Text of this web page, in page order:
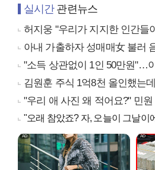
실시간관련뉴스
허지웅 "우리가 지지한 인간들이
아내 가출하자 성매매女 불러
"소득 상관없이 1인 50만원"…
김원훈 주식 1억8천 올인했는
"우리 애 사진 왜 적어요?" 민
"오래 참았죠? 자, 오늘이 그날이